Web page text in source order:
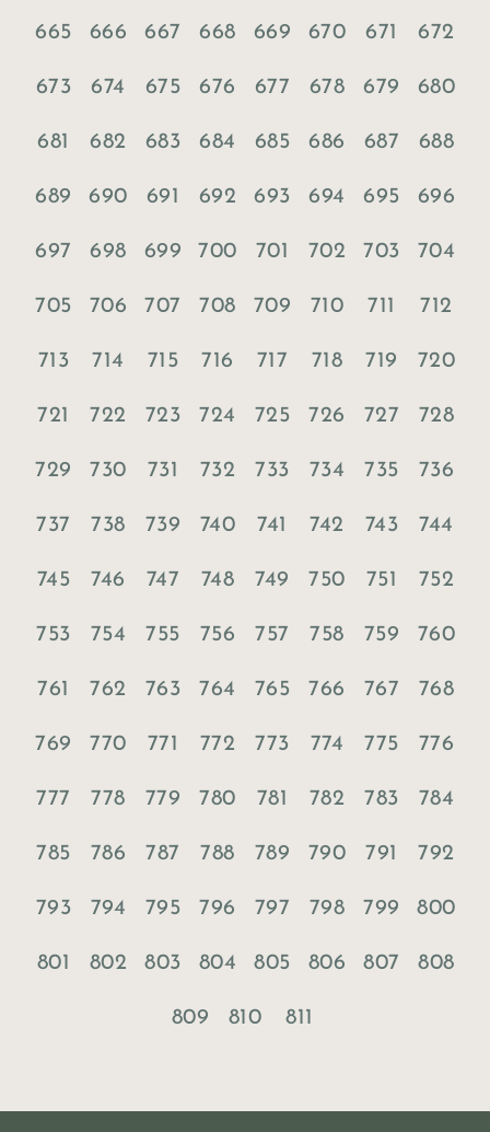
665 666 667 668 669 670 671 672
673 674 675 676 677 678 679 680
681 682 683 684 685 686 687 688
689 690 691 692 693 694 695 696
697 698 699 700 701 702 703 704
705 706 707 708 709 710 711 712
713 714 715 716 717 718 719 720
721 722 723 724 725 726 727 728
729 730 731 732 733 734 735 736
737 738 739 740 741 742 743 744
745 746 747 748 749 750 751 752
753 754 755 756 757 758 759 760
761 762 763 764 765 766 767 768
769 770 771 772 773 774 775 776
777 778 779 780 781 782 783 784
785 786 787 788 789 790 791 792
793 794 795 796 797 798 799 800
801 802 803 804 805 806 807 808
809 810 811